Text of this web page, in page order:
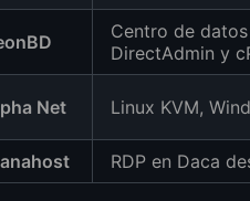
Centro de datos
DirectAdmin y
Net Linux KVM,
RDP en Daca